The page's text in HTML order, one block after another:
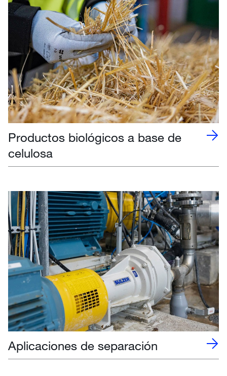
Productos biológicos a base de
celulosa
Aplicaciones de separación